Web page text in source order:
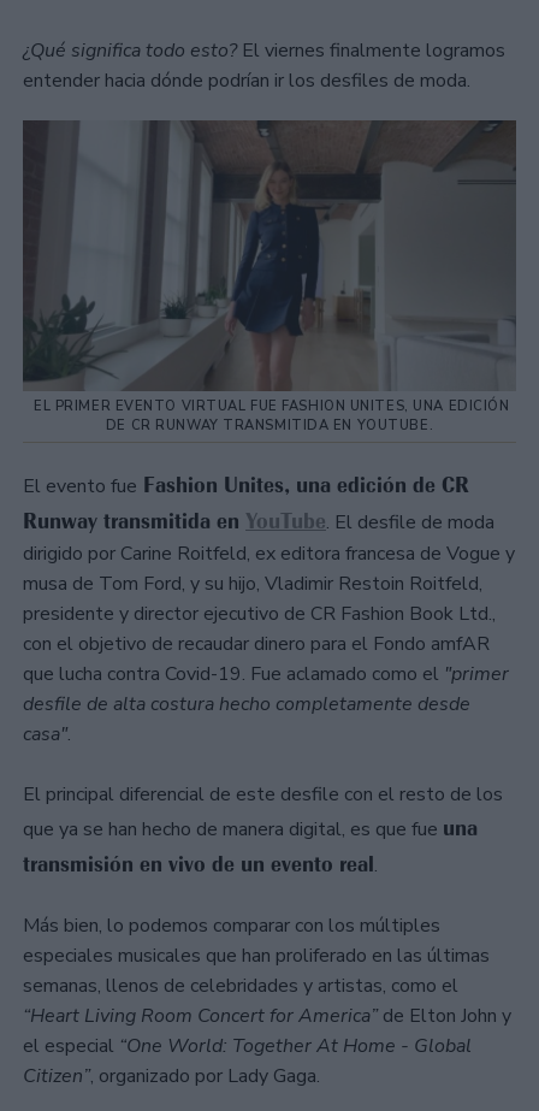
¿Qué significa todo esto?El viernes finalmente logramos
entender hacia dónde podrían ir los desfiles de moda.
EL PRIMER EVENTO VIRTUAL FUE FASHION UNITES, UNA EDICIÓN
DE CR RUNWAY TRANSMITIDA EN YOUTUBE.
El evento fue Fashion Unites, una edición de CR
Runway transmitida en YouTube. El desfile de moda
dirigido por Carine Roitfeld, ex editora francesa de Vogue y
musa de Tom Ford, y su hijo, Vladimir Restoin Roitfeld,
presidente y director ejecutivo de CR Fashion Book Ltd.,
con el objetivo de recaudar dinero para el Fondo amfAR
que lucha contra Covid-19. Fue aclamado como el "primer
desfile de alta costura hecho completamente desde
casa".
El principal diferencial de este desfile con el resto de los
que ya se han hecho de manera digital, es que fue una
transmisión en vivo de un evento real.
Más bien, lo podemos comparar con los múltiples
especiales musicales que han proliferado en las últimas
semanas, llenos de celebridades y artistas, como el
“Heart Living Room Concert for America”de Elton John y
el especial “One World: Together At Home - Global
Citizen”, organizado por Lady Gaga.